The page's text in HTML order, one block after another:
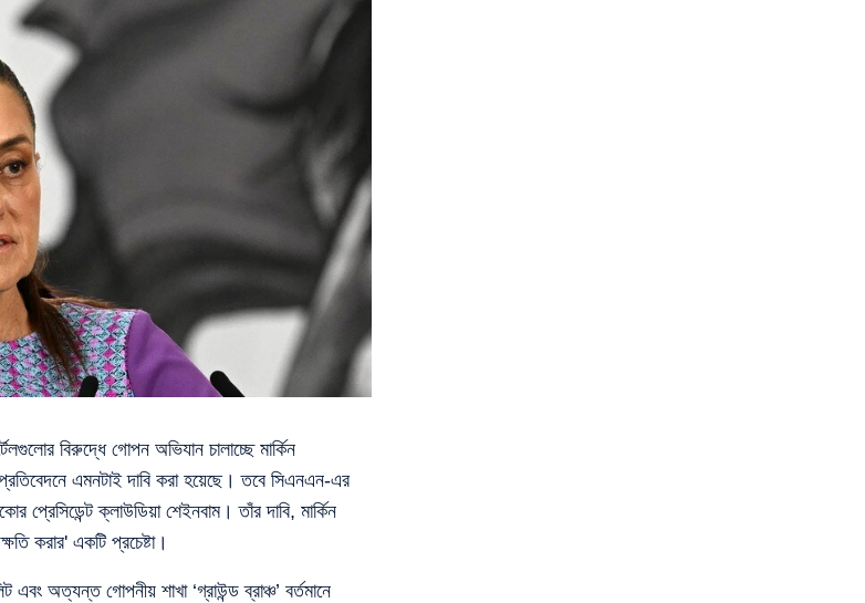
বিরুদ্ধে গোপন অভিযান চালাচ্ছে মার্কিন
এমনটাই দাবি করা হয়েছে। তবে সিএনএন-এর
প্রেসিডেন্ট ক্লাউডিয়া শেইনবাম। তাঁর দাবি, মার্কিন
করার' একটি প্রচেষ্টা।
অত্যন্ত গোপনীয় শাখা ‘গ্রাউন্ড ব্রাঞ্চ’ বর্তমানে